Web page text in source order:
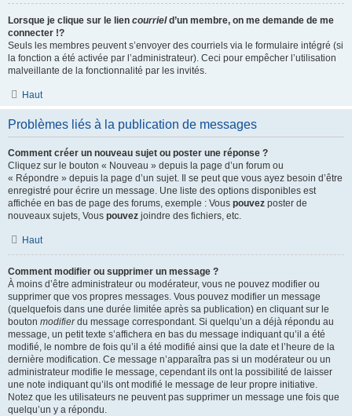
Lorsque je clique sur le lien courrield’un membre, on me demande de me
connecter !?
Seuls les membres peuvent s’envoyer des courriels via le formulaire intégré (si
la fonction a été activée par l’administrateur). Ceci pour empêcher l’utilisation
malveillante de la fonctionnalité par les invités.
Haut
Problèmes liés à la publication de messages
Comment créer un nouveau sujet ou poster une réponse ?
Cliquez sur le bouton « Nouveau » depuis la page d’un forum ou
« Répondre » depuis la page d’un sujet. Il se peut que vous ayez besoin d’être
enregistré pour écrire un message. Une liste des options disponibles est
affichée en bas de page des forums, exemple : Vous pouvez poster de
nouveaux sujets, Vous pouvez joindre des fichiers, etc.
Haut
Comment modifier ou supprimer un message ?
À moins d’être administrateur ou modérateur, vous ne pouvez modifier ou
supprimer que vos propres messages. Vous pouvez modifier un message
(quelquefois dans une durée limitée après sa publication) en cliquant sur le
bouton modifierdu message correspondant. Si quelqu’un a déjà répondu au
message, un petit texte s’affichera en bas du message indiquant qu’il a été
modifié, le nombre de fois qu’il a été modifié ainsi que la date et l’heure de la
dernière modification. Ce message n’apparaîtra pas si un modérateur ou un
administrateur modifie le message, cependant ils ont la possibilité de laisser
une note indiquant qu’ils ont modifié le message de leur propre initiative.
Notez que les utilisateurs ne peuvent pas supprimer un message une fois que
quelqu’un y a répondu.